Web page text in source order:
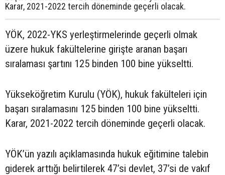
Karar, 2021-2022 tercih döneminde geçerli olacak.
YÖK, 2022-YKS yerleştirmelerinde geçerli olmak
üzere hukuk fakültelerine girişte aranan başarı
sıralaması şartını 125 binden 100 bine yükseltti.
Yükseköğretim Kurulu (YÖK), hukuk fakülteleri için
başarı sıralamasını 125 binden 100 bine yükseltti.
Karar, 2021-2022 tercih döneminde geçerli olacak.
YÖK’ün yazılı açıklamasında hukuk eğitimine talebin
giderek arttığı belirtilerek 47’si devlet, 37’si de vakıf